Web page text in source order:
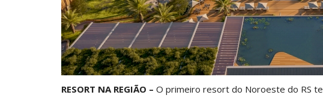
RESORT NA REGIÃO – O primeiro resort do Noroeste do RS